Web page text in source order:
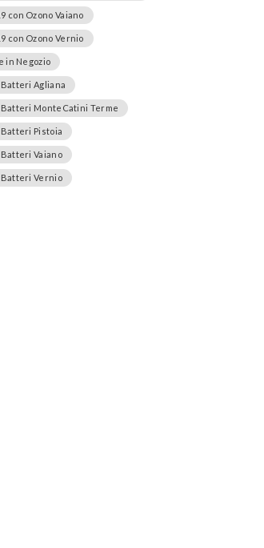
con Ozono Vaiano
con Ozono Vernio
in Negozio
Agliana
MonteCatini Terme
Pistoia
Vaiano
Vernio